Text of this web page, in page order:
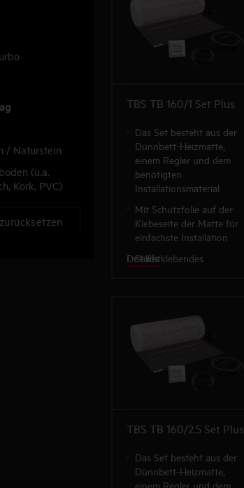
/ Naturstein
(u.a.
Kork, PVC)
TBS TB 160/1 Set Plus
Das Set besteht aus der
Dünnbett-Heizmatte,
einem Regler und dem
benötigten
Installationsmaterial
Mit Schutzfolie auf der
Klebeseite der Matte für
einfachste Installation
Selbstklebendes
Gittergewebe mit komplett
Details
TBS TB 160/2.5 Set Plus
Das Set besteht aus der
Dünnbett-Heizmatte,
einem Regler und dem